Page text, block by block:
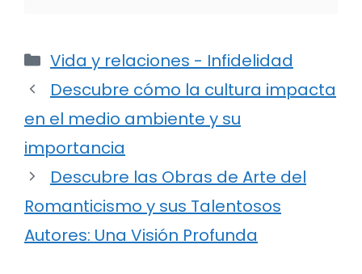
Categorías
Vida y relaciones - Infidelidad
Descubre cómo la cultura impacta
en el medio ambiente y su
importancia
Descubre las Obras de Arte del
Romanticismo y sus Talentosos
Autores: Una Visión Profunda